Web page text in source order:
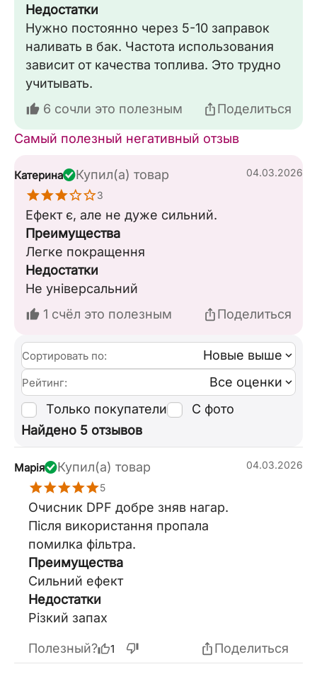
Недостатки
Нужно постоянно через 5-10 заправок
наливать в бак. Частота использования
зависит от качества топлива. Это трудно
учитывать.
6 сочли это полезным
Поделиться
Самый полезный негативный отзыв
Катерина Купил(а) товар
04.03.2026
3
Ефект є, але не дуже сильний.
Преимущества
Легке покращення
Недостатки
Не універсальний
1 счёл это полезным
Поделиться
Сортировать по: Новые выше
Рейтинг:
Все оценки
Только покупатели
С фото
Найдено 5 отзывов
Марія Купил(а) товар
04.03.2026
5
Очисник DPF добре зняв нагар.
Після використання пропала
помилка фільтра.
Преимущества
Сильний ефект
Недостатки
Різкий запах
Полезный? 1 Поделиться